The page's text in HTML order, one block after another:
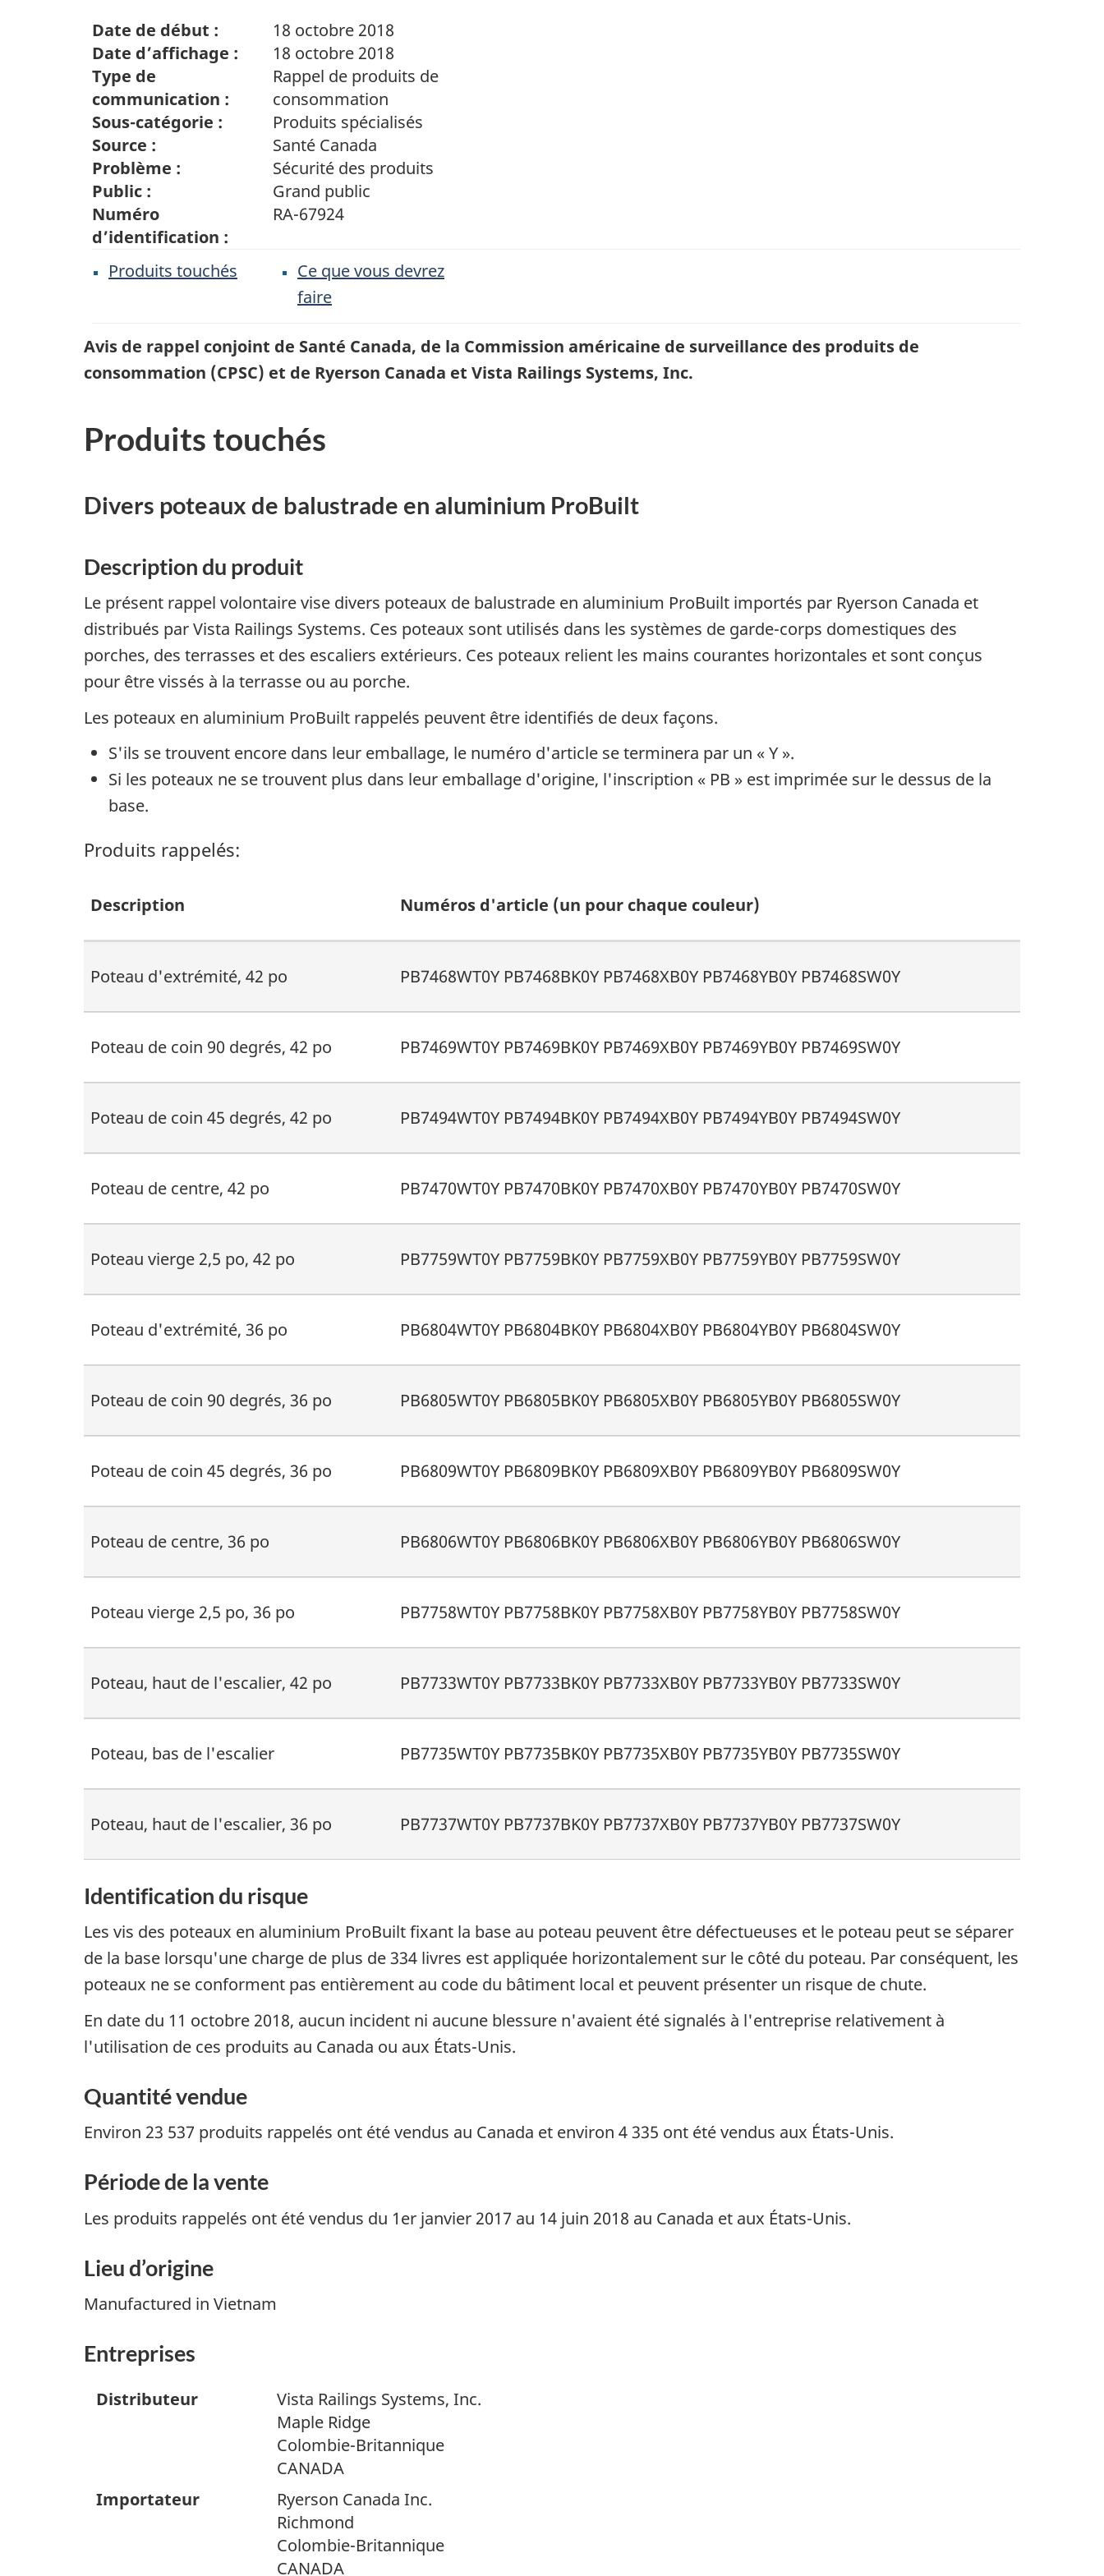
Date de début :
18 octobre 2018
Date d’affichage :
18 octobre 2018
Type de
communication :
Rappel de produits de
consommation
Sous-catégorie :
Produits spécialisés
Source :
Santé Canada
Problème :
Sécurité des produits
Public :
Grand public
Numéro
d’identification :
RA-67924
Produits touchés
Ce que vous devrez
faire
Avis de rappel conjoint de Santé Canada, de la Commission américaine de surveillance des produits de
consommation (CPSC) et de Ryerson Canada et Vista Railings Systems, Inc.
Produits touchés
Divers poteaux de balustrade en aluminium ProBuilt
Description du produit
Le présent rappel volontaire vise divers poteaux de balustrade en aluminium ProBuilt importés par Ryerson Canada et
distribués par Vista Railings Systems. Ces poteaux sont utilisés dans les systèmes de garde-corps domestiques des
porches, des terrasses et des escaliers extérieurs. Ces poteaux relient les mains courantes horizontales et sont conçus
pour être vissés à la terrasse ou au porche.
Les poteaux en aluminium ProBuilt rappelés peuvent être identifiés de deux façons.
S'ils se trouvent encore dans leur emballage, le numéro d'article se terminera par un « Y ».
Si les poteaux ne se trouvent plus dans leur emballage d'origine, l'inscription « PB » est imprimée sur le dessus de la
base.
Produits rappelés:
Description Numéros d'article (un pour chaque couleur)
Poteau d'extrémité, 42 po PB7468WT0Y PB7468BK0Y PB7468XB0Y PB7468YB0Y PB7468SW0Y
Poteau de coin 90 degrés, 42 po PB7469WT0Y PB7469BK0Y PB7469XB0Y PB7469YB0Y PB7469SW0Y
Poteau de coin 45 degrés, 42 po PB7494WT0Y PB7494BK0Y PB7494XB0Y PB7494YB0Y PB7494SW0Y
Poteau de centre, 42 po PB7470WT0Y PB7470BK0Y PB7470XB0Y PB7470YB0Y PB7470SW0Y
Poteau vierge 2,5 po, 42 po PB7759WT0Y PB7759BK0Y PB7759XB0Y PB7759YB0Y PB7759SW0Y
Poteau d'extrémité, 36 po PB6804WT0Y PB6804BK0Y PB6804XB0Y PB6804YB0Y PB6804SW0Y
Poteau de coin 90 degrés, 36 po PB6805WT0Y PB6805BK0Y PB6805XB0Y PB6805YB0Y PB6805SW0Y
Poteau de coin 45 degrés, 36 po PB6809WT0Y PB6809BK0Y PB6809XB0Y PB6809YB0Y PB6809SW0Y
Poteau de centre, 36 po PB6806WT0Y PB6806BK0Y PB6806XB0Y PB6806YB0Y PB6806SW0Y
Poteau vierge 2,5 po, 36 po PB7758WT0Y PB7758BK0Y PB7758XB0Y PB7758YB0Y PB7758SW0Y
Poteau, haut de l'escalier, 42 po PB7733WT0Y PB7733BK0Y PB7733XB0Y PB7733YB0Y PB7733SW0Y
Poteau, bas de l'escalier PB7735WT0Y PB7735BK0Y PB7735XB0Y PB7735YB0Y PB7735SW0Y
Poteau, haut de l'escalier, 36 po PB7737WT0Y PB7737BK0Y PB7737XB0Y PB7737YB0Y PB7737SW0Y
Identification du risque
Les vis des poteaux en aluminium ProBuilt fixant la base au poteau peuvent être défectueuses et le poteau peut se séparer
de la base lorsqu'une charge de plus de 334 livres est appliquée horizontalement sur le côté du poteau. Par conséquent, les
poteaux ne se conforment pas entièrement au code du bâtiment local et peuvent présenter un risque de chute.
En date du 11 octobre 2018, aucun incident ni aucune blessure n'avaient été signalés à l'entreprise relativement à
l'utilisation de ces produits au Canada ou aux États-Unis.
Quantité vendue
Environ 23 537 produits rappelés ont été vendus au Canada et environ 4 335 ont été vendus aux États-Unis.
Période de la vente
Les produits rappelés ont été vendus du 1er janvier 2017 au 14 juin 2018 au Canada et aux États-Unis.
Lieu d’origine
Manufactured in Vietnam
Entreprises
Distributeur
Vista Railings Systems, Inc.
Maple Ridge
Colombie-Britannique
CANADA
Importateur
Ryerson Canada Inc.
Richmond
Colombie-Britannique
CANADA